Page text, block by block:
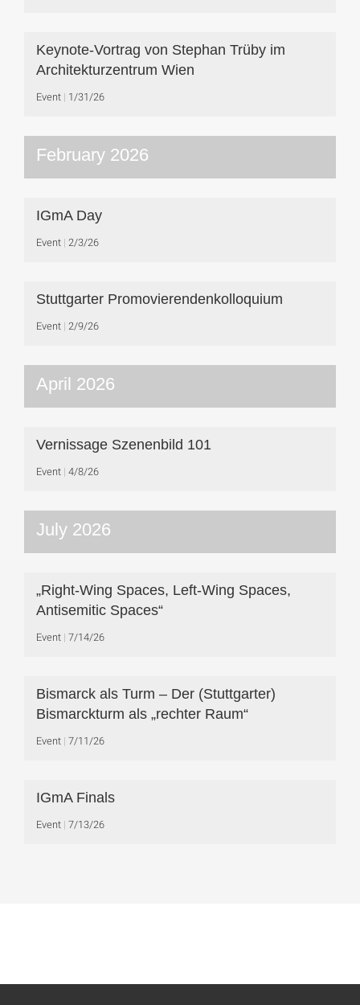
Keynote-Vortrag von Stephan Trüby im
Architekturzentrum Wien
Event 1/31/26
February 2026
IGmA Day
Event 2/3/26
Stuttgarter Promovierendenkolloquium
Event 2/9/26
April 2026
Vernissage Szenenbild 101
Event 4/8/26
July 2026
„Right-Wing Spaces, Left-Wing Spaces,
Antisemitic Spaces“
Event 7/14/26
Bismarck als Turm – Der (Stuttgarter)
Bismarckturm als „rechter Raum“
Event 7/11/26
IGmA Finals
Event 7/13/26